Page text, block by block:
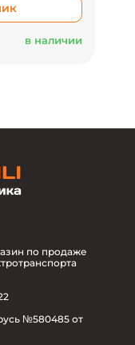
в наличии
по продаже
№580485 от